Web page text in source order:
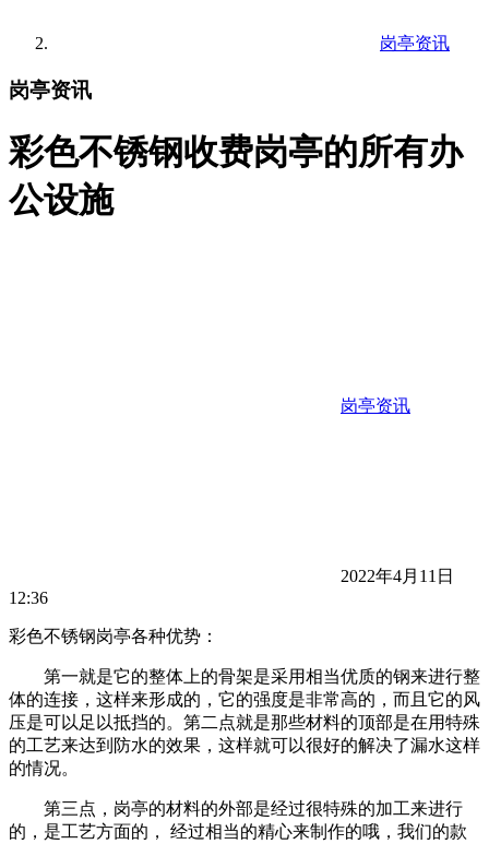
岗亭资讯
岗亭资讯
彩色不锈钢收费岗亭的所有办
公设施
岗亭资讯
2022年4月11日
12:36
彩色不锈钢岗亭各种优势：
第一就是它的整体上的骨架是采用相当优质的钢来进行整
体的连接，这样来形成的，它的强度是非常高的，而且它的风
压是可以足以抵挡的。第二点就是那些材料的顶部是在用特殊
的工艺来达到防水的效果，这样就可以很好的解决了漏水这样
的情况。
第三点，岗亭的材料的外部是经过很特殊的加工来进行
的，是工艺方面的， 经过相当的精心来制作的哦，我们的款